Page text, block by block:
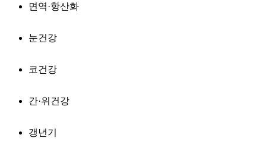
면역·항산화
눈건강
코건강
간·위건강
갱년기